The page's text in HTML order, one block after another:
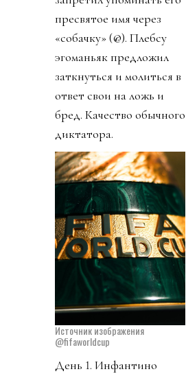
пресвятое имя через
«собачку» (@). Плебсу
эгоманьяк предложил
заткнуться и молиться в
ответ свои на ложь и
бред. Качество обычного
диктатора.
Источник изображения
@fifaworldcup
День 1. Инфантино